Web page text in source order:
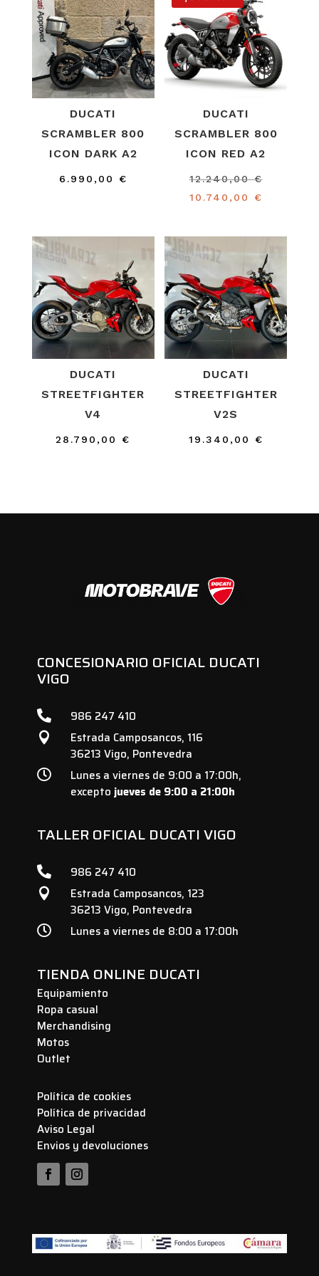
DUCATI
SCRAMBLER 800
ICON DARK A2
6.990,00 €
DUCATI
SCRAMBLER 800
ICON RED A2
12.240,00€El
era:
10.740,00 €
actual
es:
DUCATI
STREETFIGHTER
V4
28.790,00 €
DUCATI
STREETFIGHTER
V2S
19.340,00 €
CONCESIONARIO OFICIAL DUCATI
VIGO
 986 247 410

Estrada Camposancos, 116
36213 Vigo, Pontevedra

Lunes a viernes de 9:00 a 17:00h,
excepto jueves de 9:00 a 21:00h
TALLER OFICIAL DUCATI VIGO
 986 247 410

Estrada Camposancos, 123
36213 Vigo, Pontevedra
 Lunes a viernes de 8:00 a 17:00h
TIENDA ONLINE DUCATI
Equipamiento
Ropa casual
Merchandising
Motos
Outlet
Política de cookies
Política de privacidad
Aviso Legal
Envios y devoluciones